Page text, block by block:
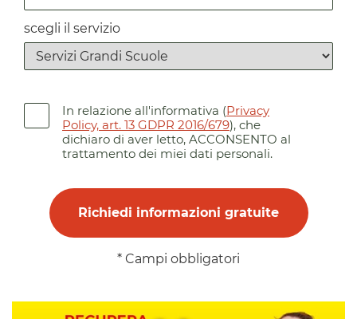
scegli il servizio
In relazione all'informativa (Privacy
Policy, art. 13 GDPR 2016/679), che
dichiaro di aver letto, ACCONSENTO al
trattamento dei miei dati personali.
* Campi obbligatori